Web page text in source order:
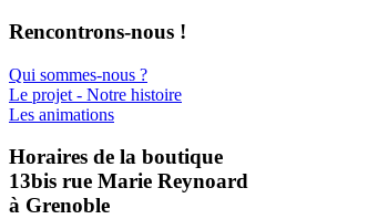
Rencontrons-nous !
Qui sommes-nous ?
Le projet - Notre histoire
Les animations
Horaires de la boutique
13bis rue Marie Reynoard
à Grenoble